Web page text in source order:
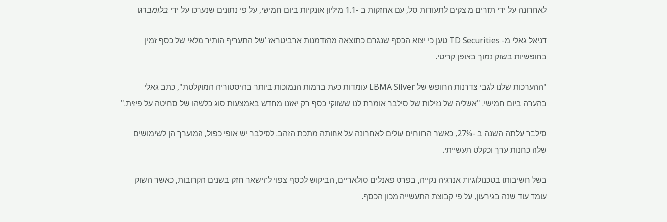
לאחרונה על ידי תזרים מוצקים לתעודות סל, עם אחזקות ב -1.1 מיליון אונקיות ביום חמישי, על פי נתונים שנערכו על ידי בלומברגו
דניאל גאלי מ- TD Securities טען כי יצוא הכסף שנגרם כתוצאה מהזדמנות ארביטראז 'של התעריף הותיר מלאי של כסף זמין
בחופשיות בשוק נמוך באופן קריטי.
"ההערכות שלנו לגבי צדרנות החופש של LBMA Silver עומדות כעת ברמות הנמוכות ביותר בהיסטוריה המוקלטת", כתב גאלי
בהערה ביום חמישי. "אשליה של נזילות של סילבר אומרת לנו ששווקי כסף רק יאזנו מחדש באמצעות סוג כלשהו של סחיטה על פיזית."
סילבר עלתה השנה ב -27%, כאשר הרווחים עולים לאחרונה על אחותה מתכת הזהב. לסילבר יש אופי כפול, המוערך הן לשימושים
שלה כחנות ערך וכקלט תעשייתי.
בשל חשיבותו בטכנולוגיות אנרגיה נקייה, בפרט פאנלים סולאריים, הביקוש לכסף צפוי להישאר חזק בשנים הקרובות, כאשר השוק
עומד עוד שנה בגירעון, על פי קבוצת התעשייה מכון הכסף.